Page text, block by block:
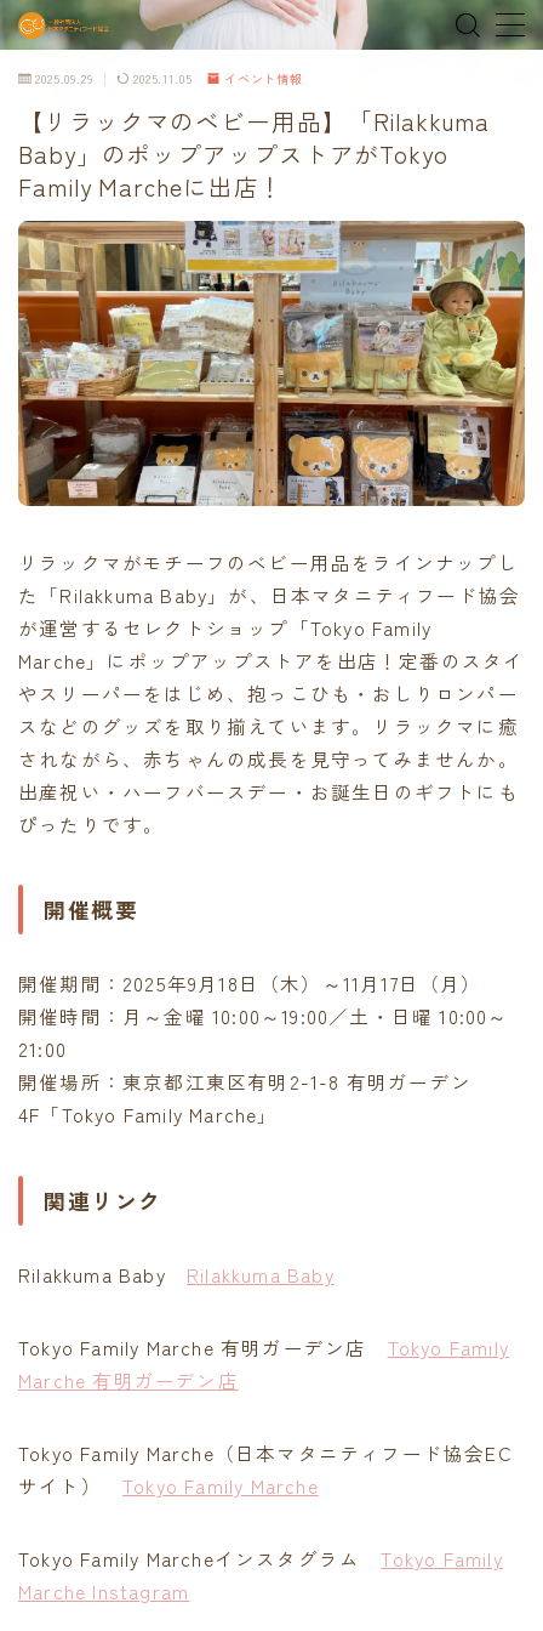
MENU
home
about
MEDIA & NEWS
shop
オンラインショップ
Tokyo Family Marche 有明店
Tokyo Family Marche 府中店
contact
2025.09.29 2025.11.05 イベント情報
【リラックマのベビー用品】「Rilakkuma
Baby」のポップアップストアがTokyo
Family Marcheに出店！
リラックマがモチーフのベビー用品をラインナップし
た「Rilakkuma Baby」が、日本マタニティフード協会
が運営するセレクトショップ「Tokyo Family
Marche」にポップアップストアを出店！定番のスタイ
やスリーパーをはじめ、抱っこひも・おしりロンパー
スなどのグッズを取り揃えています。リラックマに癒
されながら、赤ちゃんの成長を見守ってみませんか。
出産祝い・ハーフバースデー・お誕生日のギフトにも
ぴったりです。
開催概要
開催期間：2025年9月18日（木）～11月17日（月）
開催時間：月～金曜 10:00～19:00／土・日曜 10:00～
21:00
開催場所：東京都江東区有明2-1-8 有明ガーデン
4F「Tokyo Family Marche」
関連リンク
Rilakkuma Baby Rilakkuma Baby
Tokyo Family Marche 有明ガーデン店 Tokyo Family
Marche 有明ガーデン店
Tokyo Family Marche（日本マタニティフード協会EC
サイト） Tokyo Family Marche
Tokyo Family MarcheインスタグラムTokyo Family
Marche Instagram